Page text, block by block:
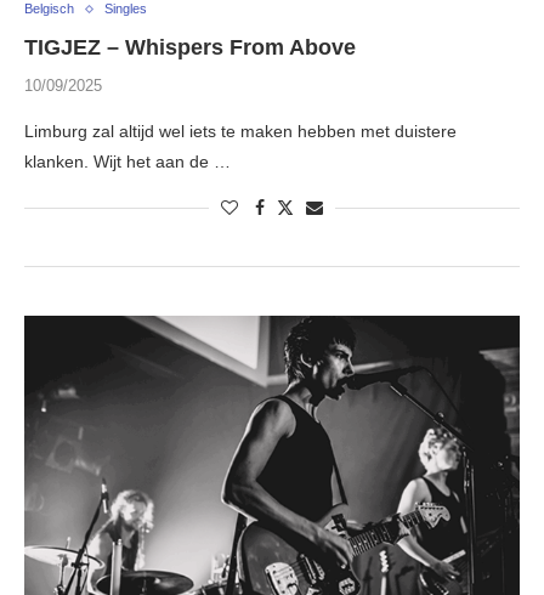
Belgisch Singles
TIGJEZ – Whispers From Above
10/09/2025
Limburg zal altijd wel iets te maken hebben met duistere
klanken. Wijt het aan de …